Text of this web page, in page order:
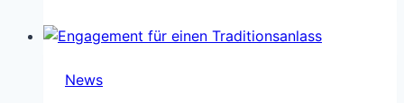
erstellt
News